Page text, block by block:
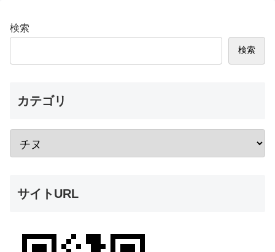
検索
検索
カテゴリ
サイトURL